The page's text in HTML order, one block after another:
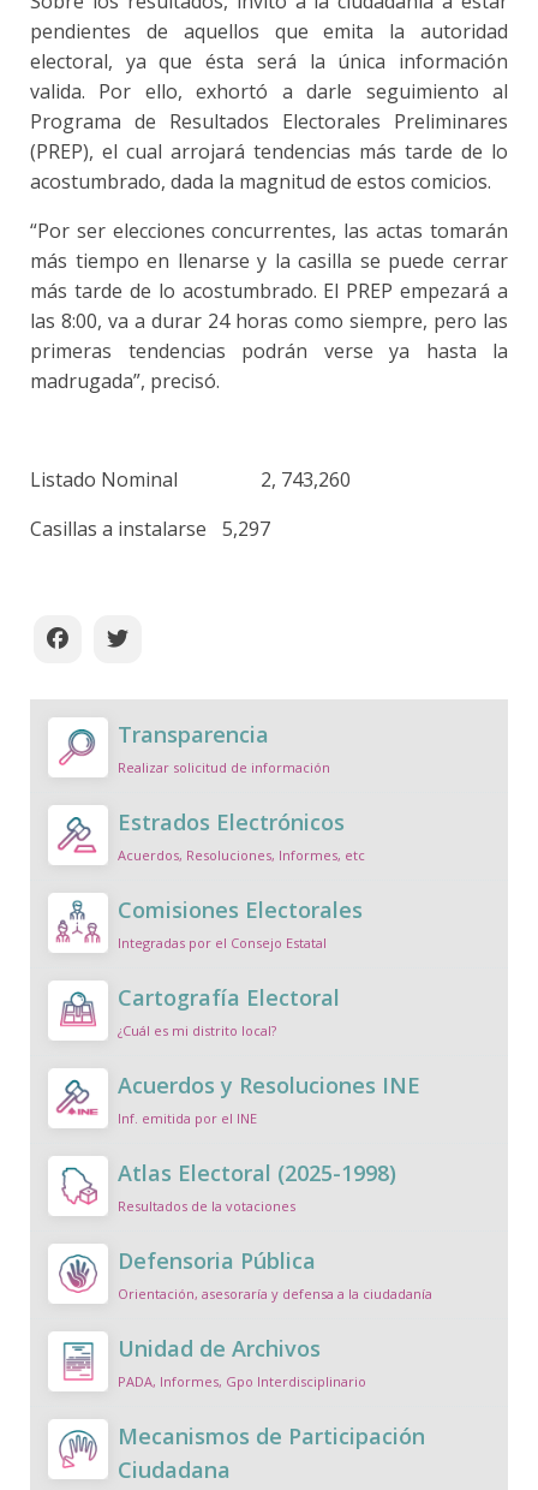
pendientes de aquellos que emita la autoridad
electoral, ya que ésta será la única información
valida. Por ello, exhortó a darle seguimiento al
Programa de Resultados Electorales Preliminares
(PREP), el cual arrojará tendencias más tarde de lo
acostumbrado, dada la magnitud de estos comicios.
“Por ser elecciones concurrentes, las actas tomarán
más tiempo en llenarse y la casilla se puede cerrar
más tarde de lo acostumbrado. El PREP empezará a
las 8:00, va a durar 24 horas como siempre, pero las
primeras tendencias podrán verse ya hasta la
madrugada”, precisó.
Listado Nominal
2, 743,260
Casillas a instalarse
5,297
Transparencia
Realizar solicitud de información
Estrados Electrónicos
Acuerdos, Resoluciones, Informes, etc
Comisiones Electorales
Integradas por el Consejo Estatal
Cartografía Electoral
¿Cuál es mi distrito local?
Acuerdos y Resoluciones INE
Inf. emitida por el INE
Atlas Electoral (2025-1998)
Resultados de la votaciones
Defensoria Pública
Orientación, asesoraría y defensa a la ciudadanía
Unidad de Archivos
PADA, Informes, Gpo Interdisciplinario
Mecanismos de Participación
Ciudadana